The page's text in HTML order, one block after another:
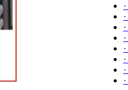
·
·
·
·
·
·
·
·